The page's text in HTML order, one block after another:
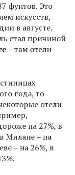
фунтов. Это
искусств,
в августе.
стал причиной
– там отели
года, то
отели
на 27%, в
Милане – на
– на 26%, в